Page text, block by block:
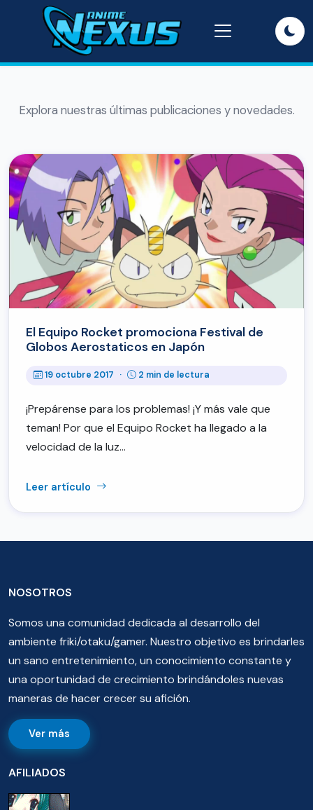
Explora nuestras últimas publicaciones y novedades.
El Equipo Rocket promociona Festival de
Globos Aerostaticos en Japón
19 octubre 2017 · 2 min de lectura
¡Prepárense para los problemas! ¡Y más vale que
teman! Por que el Equipo Rocket ha llegado a la
velocidad de la luz…
Leer artículo
NOSOTROS
Somos una comunidad dedicada al desarrollo del
ambiente friki/otaku/gamer. Nuestro objetivo es brindarles
un sano entretenimiento, un conocimiento constante y
una oportunidad de crecimiento brindándoles nuevas
maneras de hacer crecer su afición.
Ver más
AFILIADOS